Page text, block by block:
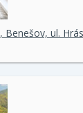
Benešov, ul.